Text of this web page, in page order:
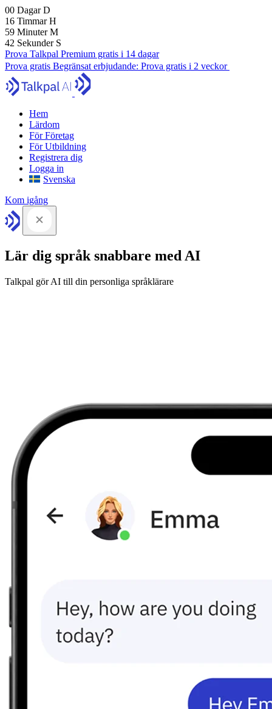
00 DagarD
16 TimmarH
59 MinuterM
41 Sekunder S
Prova Talkpal Premium gratis i 14 dagar
Prova gratis Begränsat erbjudande: Prova gratis i 2 veckor
Hem
Lärdom
För Företag
För Utbildning
Registrera dig
Logga in
Svenska
Kom igång
Lär dig språk snabbare med AI
Talkpal gör AI till din personliga språklärare